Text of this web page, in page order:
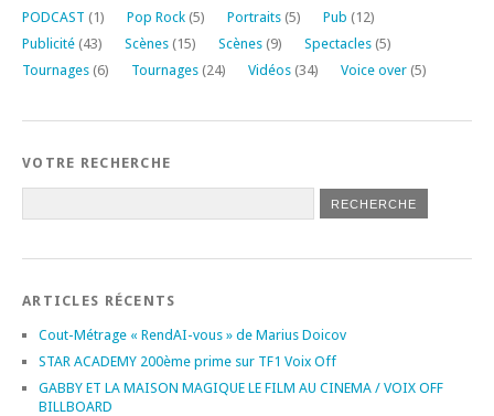
PODCAST (1) Pop Rock (5) Portraits (5) Pub (12)
Publicité (43) Scènes (15) Scènes (9) Spectacles (5)
Tournages (6) Tournages (24) Vidéos (34) Voice over (5)
VOTRE RECHERCHE
ARTICLES RÉCENTS
Cout-Métrage « RendAI-vous » de Marius Doicov
STAR ACADEMY 200ème prime sur TF1 Voix Off
GABBY ET LA MAISON MAGIQUE LE FILM AU CINEMA / VOIX OFF
BILLBOARD